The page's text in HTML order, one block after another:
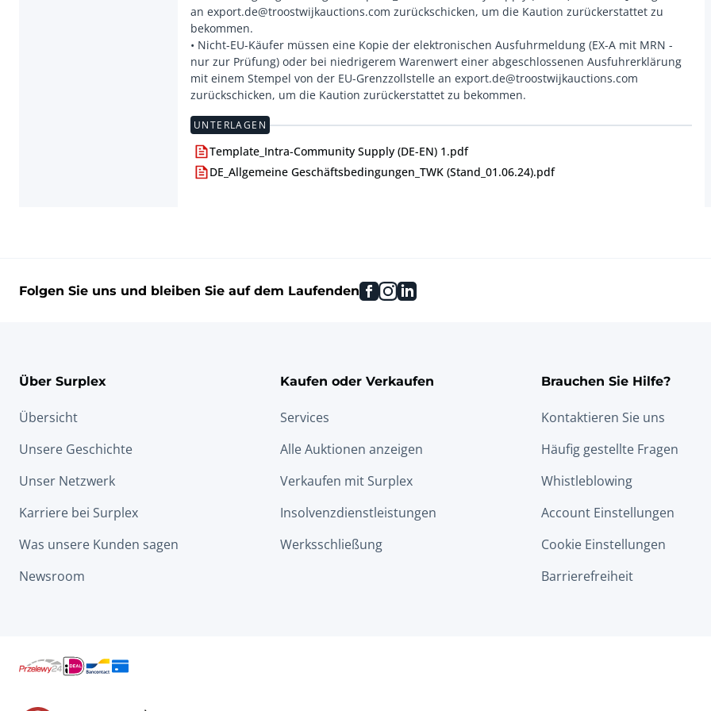
an export.de@troostwijkauctions.com zurückschicken, um die Kaution zurückerstattet zu
bekommen.
• Nicht-EU-Käufer müssen eine Kopie der elektronischen Ausfuhrmeldung (EX-A mit MRN -
nur zur Prüfung) oder bei niedrigerem Warenwert einer abgeschlossenen Ausfuhrerklärung
mit einem Stempel von der EU-Grenzzollstelle an export.de@troostwijkauctions.com
UNTERLAGEN
Template_Intra-Community Supply (DE-EN) 1.pdf
DE_Allgemeine Geschäftsbedingungen_TWK (Stand_01.06.24).pdf
Folgen Sie uns und bleiben Sie auf dem Laufenden facebook
instagram
linkedin
Über Surplex
Übersicht
Unsere Geschichte
Unser Netzwerk
Karriere bei Surplex
Was unsere Kunden sagen
Newsroom
Kaufen oder Verkaufen
Services
Alle Auktionen anzeigen
Verkaufen mit Surplex
Insolvenzdienstleistungen
Werksschließung
Brauchen Sie Hilfe?
Kontaktieren Sie uns
Häufig gestellte Fragen
Whistleblowing
Account Einstellungen
Cookie Einstellungen
Barrierefreiheit